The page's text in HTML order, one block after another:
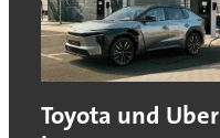
Toyota und Uber